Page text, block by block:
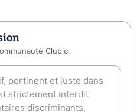
Clubic.